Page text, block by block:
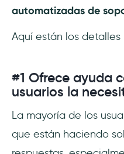
automatizadas de
Aquí están los detalles
#1 Ofrece ayuda
usuarios la
La mayoría de los
que están haciendo